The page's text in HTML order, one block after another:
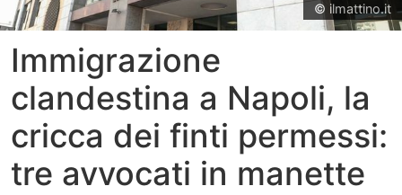
© ilmattino.it
Immigrazione
clandestina a Napoli, la
cricca dei finti permessi:
tre avvocati in manette